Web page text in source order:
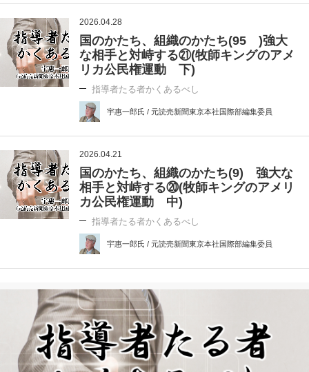
2026.04.28
国のかたち、組織のかたち(95 )強大
な相手と対峙する㉑(牧師キングのアメ
リカ公民権運動 下)
指導者たる者かくあるべし
宇惠一郎氏 / 元読売新聞東京本社国際部編集委員
2026.04.21
国のかたち、組織のかたち(9) 強大な
相手と対峙する⑳(牧師キングのアメリ
カ公民権運動 中)
指導者たる者かくあるべし
宇惠一郎氏 / 元読売新聞東京本社国際部編集委員